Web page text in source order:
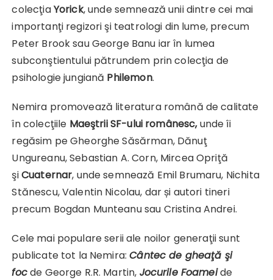
colecţiaYorick, unde semnează unii dintre cei mai
importanţi regizori şi teatrologi din lume, precum
Peter Brook sau George Banu iar în lumea
subconştientului pătrundem prin colecţia de
psihologie jungiană Philemon.
Nemira promovează literatura română de calitate
în colecţiile Maeştrii SF-ului românesc,unde îi
regăsim pe Gheorghe Săsărman, Dănuţ
Ungureanu, Sebastian A. Corn, Mircea Opriţă
şiCuaternar, unde semnează Emil Brumaru, Nichita
Stănescu, Valentin Nicolau, dar și autori tineri
precum Bogdan Munteanu sau Cristina Andrei.
Cele mai populare serii ale noilor generaţii sunt
publicate tot la Nemira:Cântec de gheaţă şi
focde George R.R. Martin, Jocurile Foameide